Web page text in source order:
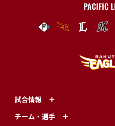
PACIFIC
試合情報
チーム・選手